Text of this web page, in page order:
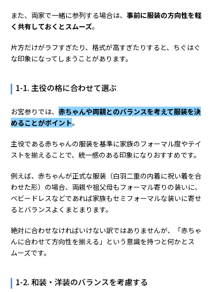
また、両家で一緒に参列する場合は、事前に服装の方向性を軽
く共有しておくとスムーズ。
片方だけがラフすぎたり、格式が高すぎたりすると、ちぐはぐ
な印象になってしまうことがあります。
1-1. 主役の格に合わせて選ぶ
お宮参りでは、赤ちゃんや両親とのバランスを考えて服装を決
めることがポイント。
主役である赤ちゃんの服装を基準に家族のフォーマル度やテイ
ストを揃えることで、統一感のある印象になりおすすめです。
例えば、赤ちゃんが正式な服装（白羽二重の内着に祝い着を合
わせた形）の場合、両親や祖父母もフォーマル寄りの装いに、
ベビードレスなどであれば家族もセミフォーマルな装いに寄せ
るとバランスよくまとまります。
絶対に合わせなければいけない訳ではありませんが、「赤ちゃ
んに合わせて方向性を揃える」という意識を持つと何かとス
ムーズです。
1-2. 和装・洋装のバランスを考慮する